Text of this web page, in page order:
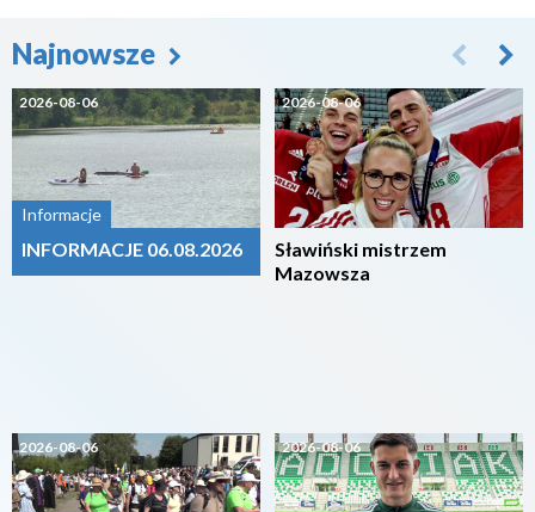
Najnowsze
2026-08-06
Informacje
INFORMACJE 06.08.2026
2026-08-06
2026-08-06
Sławiński mistrzem
Mazowsza
2026-08-06